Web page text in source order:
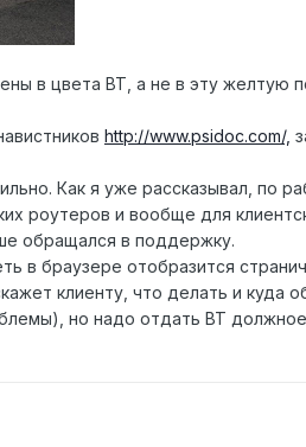
в цвета ВТ, а не в эту желтую
http://www.psidoc.com/,
Как я уже рассказывал, по
роутеров и вообще для
обращался в поддержку.
в браузере отобразится
клиенту, что делать и куда
но надо отдать ВТ